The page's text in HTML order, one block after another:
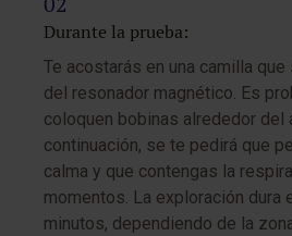
Durante la prueba:
Te acostarás en una camilla
del resonador magnético. Es
coloquen bobinas alrededor del
continuación, se te pedirá que
calma y que contengas la
momentos. La exploración dura
minutos, dependiendo de la